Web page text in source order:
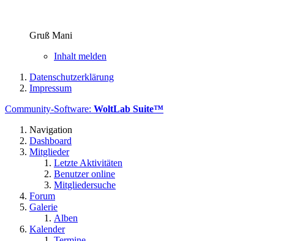
Gruß Mani
Inhalt melden
Datenschutzerklärung
Impressum
Community-Software: WoltLab Suite™
Navigation
Dashboard
Mitglieder
Letzte Aktivitäten
Benutzer online
Mitgliedersuche
Forum
Galerie
Alben
Kalender